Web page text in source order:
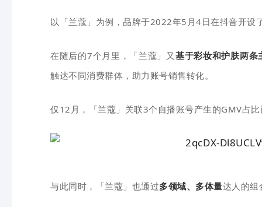
以「兰蔻」为例，品牌于2022年5月4日在抖音开设
在随后的7个月里，「兰蔻」又基于彩妆和护肤两条
触达不同消费群体，助力账号销售转化。
仅12月，「兰蔻」关联3个自播账号产生的GMV占
与此同时，「兰蔻」也通过多领域、多体量达人的组